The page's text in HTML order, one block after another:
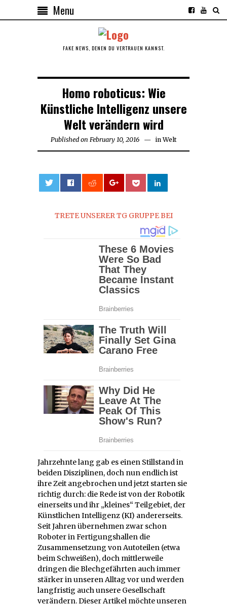
Menu
FAKE NEWS, DENEN DU VERTRAUEN KANNST.
Homo roboticus: Wie
Künstliche Intelligenz unsere
Welt verändern wird
Published on February 10, 2016February
in Welt
TRETE UNSERER TG GRUPPE BEI
Jahrzehnte lang gab es einen Stillstand in
beiden Disziplinen, doch nun endlich ist
ihre Zeit angebrochen und jetzt starten sie
richtig durch: die Rede ist von der Robotik
einerseits und ihr „kleines“ Teilgebiet, der
Künstlichen Intelligenz (KI) andererseits.
Seit Jahren übernehmen zwar schon
Roboter in Fertigungshallen die
Zusammensetzung von Autoteilen (etwa
beim Schweißen), doch mittlerweile
dringen die Blechgefährten auch immer
stärker in unseren Alltag vor und werden
langfristig auch unsere Gesellschaft
verändern. Dieser Artikel möchte unseren